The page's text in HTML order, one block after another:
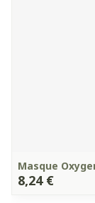
Masque
8,24 €